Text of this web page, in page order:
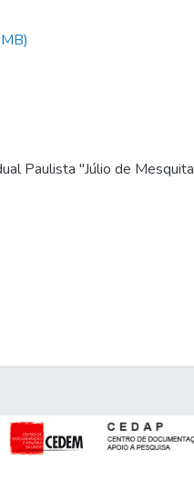
Paulista "Júlio de Mesquita